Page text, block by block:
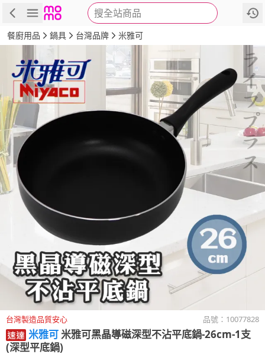
搜全站商品
商品 評價 詳情
餐廚用品 鍋具 台灣品牌 米雅可
台灣製造品質安心 品號： 10077828
米雅可 米雅可黑晶導磁深型不沾平底鍋-26cm-1支
(深型平底鍋)